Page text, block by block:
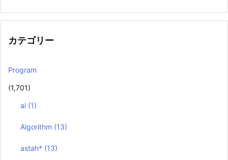
カテゴリー
Program
(1,701)
ai (1)
Algorithm (13)
astah* (13)